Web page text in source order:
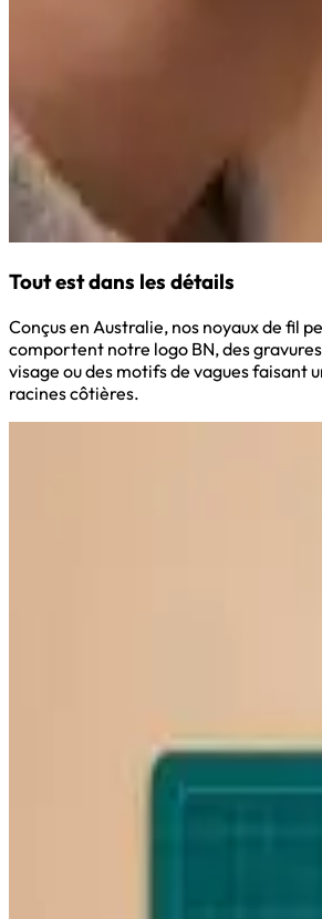
Tout est dans les détails
Conçus en Australie, nos noyaux de fil
comportent notre logo BN, des
visage ou des motifs de vagues faisant
racines côtières.